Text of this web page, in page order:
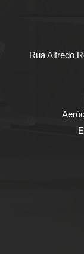
Rua Alfredo